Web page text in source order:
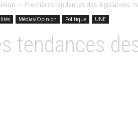
Premières tendances des législatives:
Médias/Opinion Politique UNE
tendances